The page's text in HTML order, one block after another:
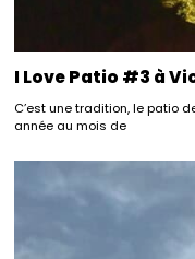
I Love Patio #3 à
C’est une tradition, le patio
année au mois de